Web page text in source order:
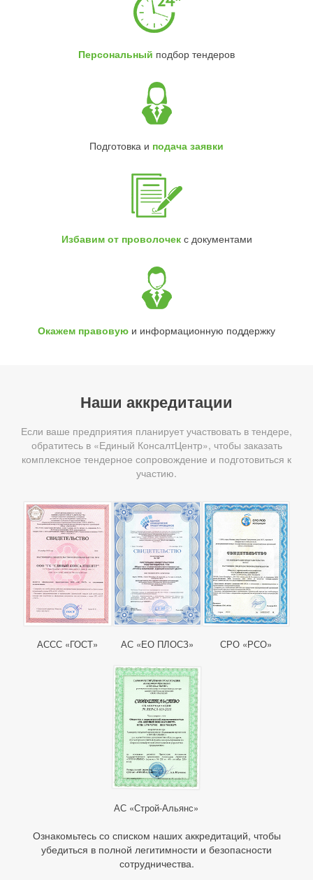
Персональный подбор тендеров
Подготовка и подача заявки
Избавим от проволочекс документами
Окажем правовую и информационную поддержку
Наши аккредитации
Если ваше предприятия планирует участвовать в тендере,
обратитесь в «Единый КонсалтЦентр», чтобы заказать
комплексное тендерное сопровождение и подготовиться к
участию.
АССС «ГОСТ» АС «ЕО ПЛОСЗ» СРО «РСО»
АС «Строй-Альянс»
Ознакомьтесь со списком наших аккредитаций, чтобы
убедиться в полной легитимности и безопасности
сотрудничества.